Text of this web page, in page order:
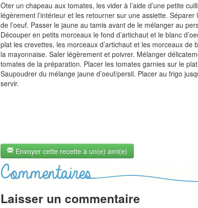
Ôter un chapeau aux tomates, les vider à l’aide d’une petite
légèrement l’intérieur et les retourner sur une assiette. Séparer
de l’oeuf. Passer le jaune au tamis avant de le mélanger au
Découper en petits morceaux le fond d’artichaut et le blanc
plat les crevettes, les morceaux d’artichaut et les morceaux de
la mayonnaise. Saler légèrement et poivrer. Mélanger
tomates de la préparation. Placer les tomates garnies sur le
Saupoudrer du mélange jaune d’oeuf/persil. Placer au frigo
servir.
Envoyer cette recette à un(e) ami(e)
Laisser un commentaire